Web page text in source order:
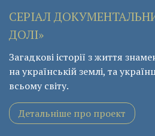
СЕРІАЛ
ДОЛІ»
Загадкові історії з життя
на українській землі, та
всьому світу.
Детальніше про проект